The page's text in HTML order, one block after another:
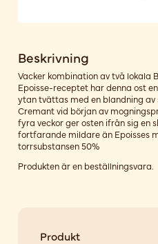
Beskrivning
Vacker kombination av två lokala
Epoisse-receptet har denna ost
ytan tvättas med en blandning av
Cremant vid början av
fyra veckor ger osten ifrån sig en
fortfarande mildare än Epoisses
torrsubstansen 50%
Produkten är en beställningsvara.
Produkt